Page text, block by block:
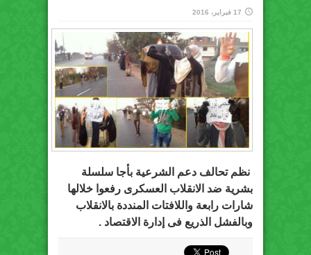
17 فبراير، 2016
نظم تحالف دعم الشرعية بأجا سلسلة
بشرية ضد الانقلاب العسكرى رفعوا خلالها
شارات رابعة واللافتات المنددة بالانقلاب
وبالفشل الذريع فى إدارة الاقتصاد .